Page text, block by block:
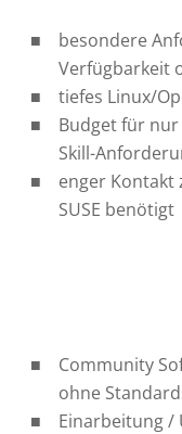
besondere
Verfügbarkeit
tiefes Linux/
Budget für
Skill-
enger Kontakt
SUSE benötigt
Community
ohne
Einarbeitung